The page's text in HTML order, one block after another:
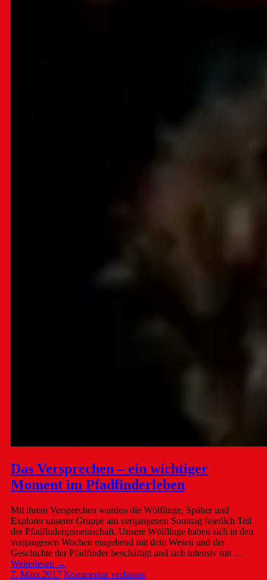
Das Versprechen – ein wichtiger
Moment im Pfadfinderleben
Mit ihrem Versprechen wurden die Wölflinge, Späher und
Explorer unserer Gruppe am vergangenen Sonntag feierlich Teil
der Pfadfindergemeinschaft. Unsere Wölflinge haben sich in den
vergangenen Wochen eingehend mit dem Wesen und der
Geschichte der Pfadfinder beschäftigt und sich intensiv mit …
Weiterlesen →
7. März 2017 Kommentar verfassen